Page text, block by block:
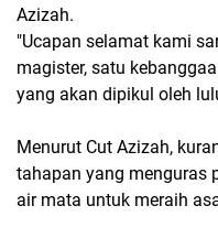
Azizah.
"Ucapan selamat kami
magister, satu
yang akan dipikul oleh
Menurut Cut Azizah,
tahapan yang menguras
air mata untuk meraih